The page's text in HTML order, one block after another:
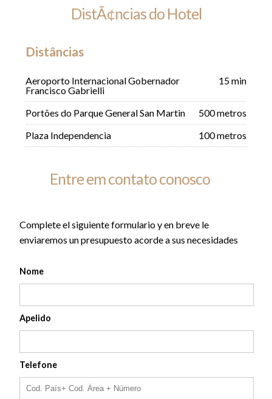
DistÃ¢ncias do Hotel
Distâncias
Aeroporto Internacional Gobernador
Francisco Gabrielli
15 min
Portões do Parque General San Martin
500 metros
Plaza Independencia
100 metros
Entre em contato conosco
Complete el siguiente formulario y en breve le
enviaremos un presupuesto acorde a sus necesidades
Nome
Apelido
Telefone